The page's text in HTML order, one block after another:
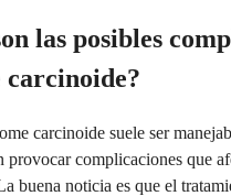
las posibles
carcinoide?
carcinoide suele ser
provocar complicaciones que
buena noticia es que el